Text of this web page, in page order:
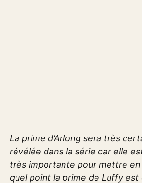
La prime d’Arlong sera très
révélée dans la série car elle
très importante pour mettre
quel point la prime de Luffy est